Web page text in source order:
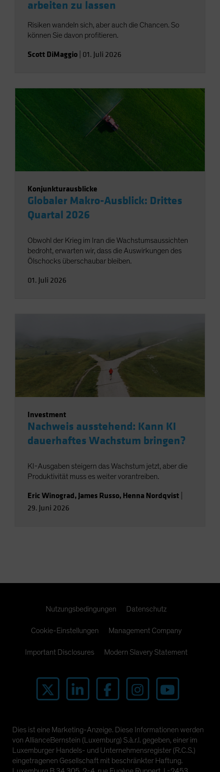
arbeiten zu lassen
Risiken wandeln sich, aber auch die Chancen. So
können Sie davon profitieren.
Scott DiMaggio 01. Juli 2026
Konjunkturausblicke
Globaler Makro-Ausblick: Drittes
Quartal 2026
Obwohl der Krieg im Iran die Wachstumsaussichten
bedroht, erwarten wir, dass die Auswirkungen des
Ölschocks überschaubar bleiben.
01. Juli 2026
Investment
Nachweis ausstehend: Kann KI
dauerhaftes Wachstum bringen?
KI-Ausgaben steigern das Wachstum jetzt, aber die
Produktivität muss es weiter vorantreiben.
Eric Winograd, James Russo, Henna Nordqvist
29. Juni 2026
Nutzungsbedingungen Datenschutz
Cookie-Einstellungen Management Company
Important Disclosures Modern Slavery Statement
Dies ist eine Marketing-Anzeige. Diese Informationen werden
von AllianceBernstein (Luxemburg) S.à.r.l. gegeben, einer im
Luxemburger Handels- und Unternehmensregister (R.C.S.)
eingetragenen Gesellschaft mit beschränkter Haftung.